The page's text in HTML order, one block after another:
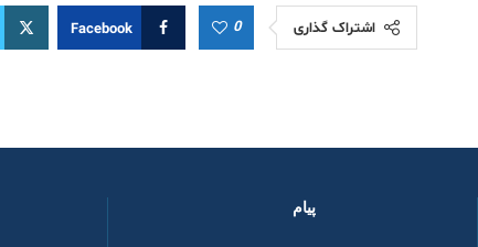
اشتراک گذاری 0
Facebook
پیام